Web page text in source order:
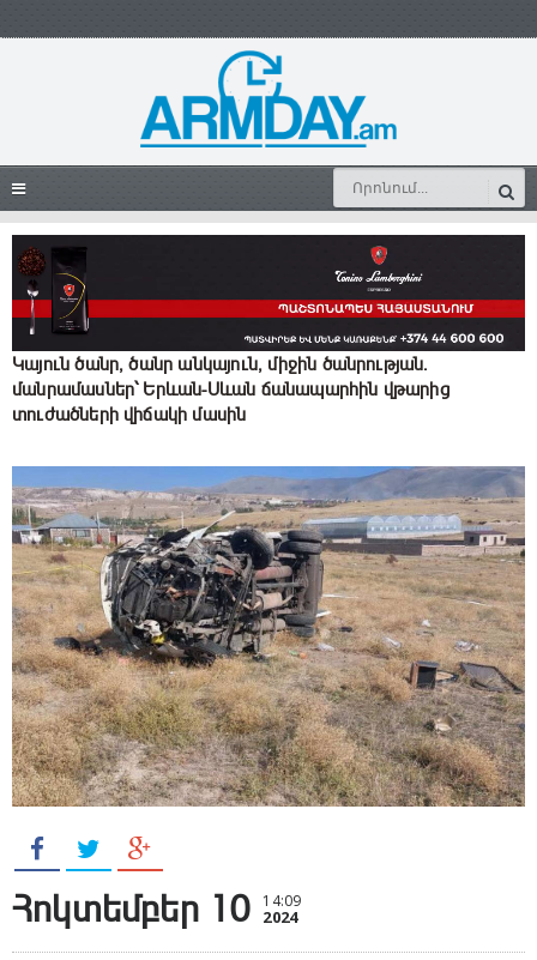
Կայուն ծանր, ծանր անկայուն, միջին ծանրության.
մանրամասներ՝ Երևան-Սևան ճանապարհին վթարից
տուժածների վիճակի մասին
Հոկտեմբեր 10 14:09
2024